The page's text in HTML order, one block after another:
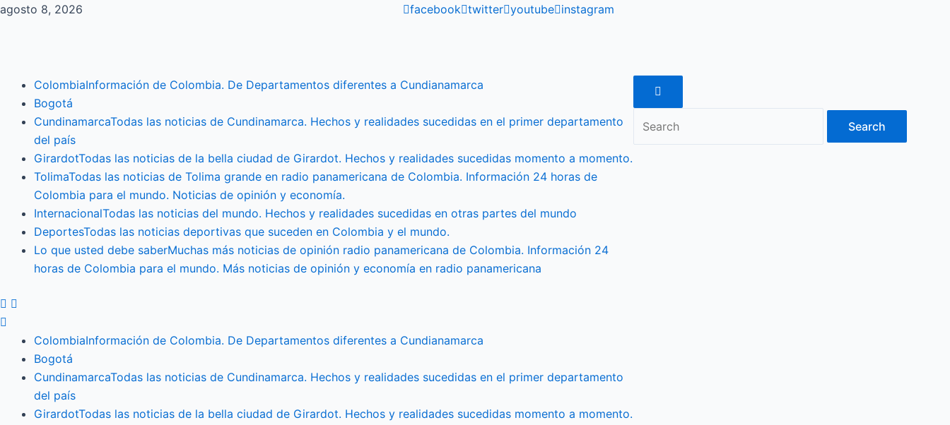
Ir
agosto 8, 2026 facebook twitter youtube instagram
ColombiaInformación de Colombia. De Departamentos diferentes a Cundianamarca
Bogotá
CundinamarcaTodas las noticias de Cundinamarca. Hechos y realidades sucedidas en el primer departamento
del país
GirardotTodas las noticias de la bella ciudad de Girardot. Hechos y realidades sucedidas momento a momento.
TolimaTodas las noticias de Tolima grande en radio panamericana de Colombia. Información 24 horas de
Colombia para el mundo. Noticias de opinión y economía.
InternacionalTodas las noticias del mundo. Hechos y realidades sucedidas en otras partes del mundo
DeportesTodas las noticias deportivas que suceden en Colombia y el mundo.
Lo que usted debe saberMuchas más noticias de opinión radio panamericana de Colombia. Información 24
horas de Colombia para el mundo. Más noticias de opinión y economía en radio panamericana
Menu
ColombiaInformación de Colombia. De Departamentos diferentes a Cundianamarca
Bogotá
CundinamarcaTodas las noticias de Cundinamarca. Hechos y realidades sucedidas en el primer departamento
del país
GirardotTodas las noticias de la bella ciudad de Girardot. Hechos y realidades sucedidas momento a momento.
Keyword
Search
Search